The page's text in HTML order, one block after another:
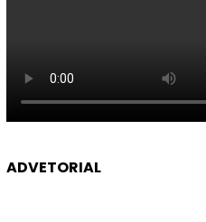
ADVETORIAL